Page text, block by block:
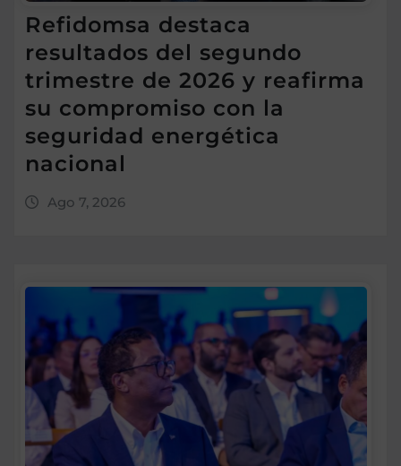
Refidomsa destaca
resultados del segundo
trimestre de 2026 y reafirma
su compromiso con la
seguridad energética
nacional
Ago 7, 2026